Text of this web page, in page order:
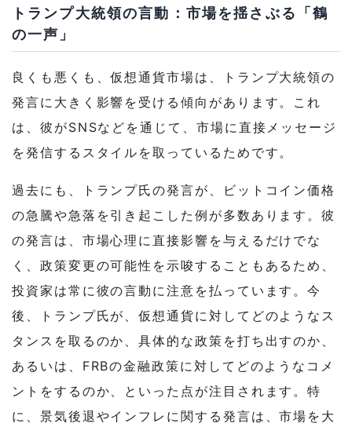
トランプ大統領の言動：市場を揺さぶる「鶴
の一声」
良くも悪くも、仮想通貨市場は、トランプ大統領の
発言に大きく影響を受ける傾向があります。これ
は、彼がSNSなどを通じて、市場に直接メッセージ
を発信するスタイルを取っているためです。
過去にも、トランプ氏の発言が、ビットコイン価格
の急騰や急落を引き起こした例が多数あります。彼
の発言は、市場心理に直接影響を与えるだけでな
く、政策変更の可能性を示唆することもあるため、
投資家は常に彼の言動に注意を払っています。今
後、トランプ氏が、仮想通貨に対してどのようなス
タンスを取るのか、具体的な政策を打ち出すのか、
あるいは、FRBの金融政策に対してどのようなコメ
ントをするのか、といった点が注目されます。特
に、景気後退やインフレに関する発言は、市場を大